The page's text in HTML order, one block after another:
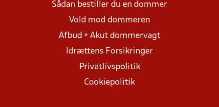
Sådan bestiller du en dommer
Vold mod dommeren
Afbud + Akut dommervagt
Idrættens Forsikringer
Privatlivspolitik
Cookiepolitik